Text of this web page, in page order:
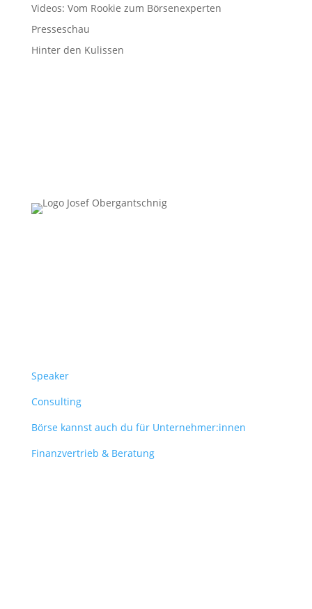
Videos: Vom Rookie zum Börsenexperten
Presseschau
Hinter den Kulissen
Speaker
Consulting
Börse kannst auch du für Unternehmer:innen
Finanzvertrieb & Beratung